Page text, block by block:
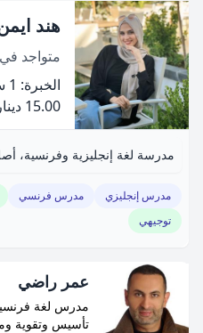
هند
متواجد في
الخبرة: 1 سنة
15.00 دينار
مدرس إنجليزي مدرس فرنسي
توجيهي
عمر راضي
مدرس لغة
تأسيس وتقوية